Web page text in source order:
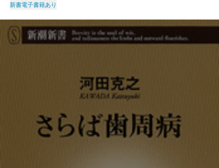
新書電子書籍あり